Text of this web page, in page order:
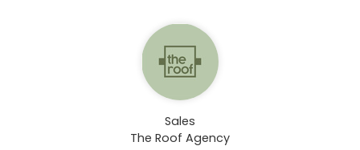
Sales
The Roof Agency